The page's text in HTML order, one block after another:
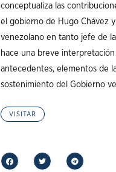
conceptualiza las
el gobierno de Hugo Chávez
venezolano en tanto jefe de
hace una breve
antecedentes, elementos de
sostenimiento del Gobierno
VISITAR